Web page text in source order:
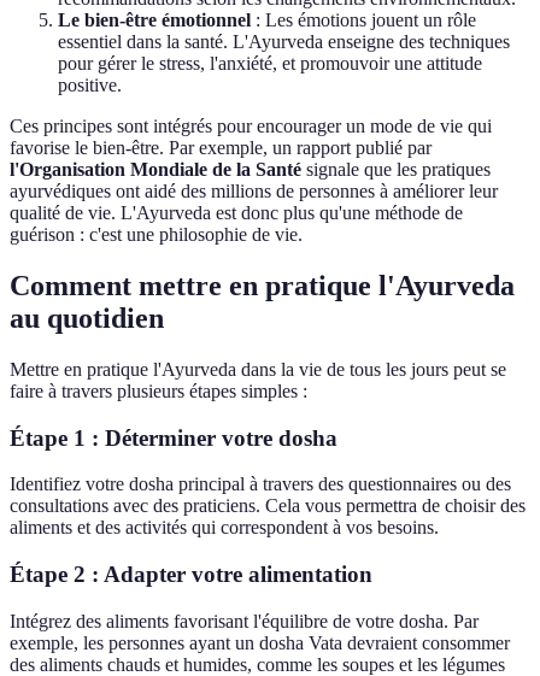
Le bien-être émotionnel : Les émotions jouent un rôle
essentiel dans la santé. L'Ayurveda enseigne des techniques
pour gérer le stress, l'anxiété, et promouvoir une attitude
positive.
Ces principes sont intégrés pour encourager un mode de vie qui
favorise le bien-être. Par exemple, un rapport publié par
l'Organisation Mondiale de la Santé signale que les pratiques
ayurvédiques ont aidé des millions de personnes à améliorer leur
qualité de vie. L'Ayurveda est donc plus qu'une méthode de
guérison : c'est une philosophie de vie.
Comment mettre en pratique l'Ayurveda
au quotidien
Mettre en pratique l'Ayurveda dans la vie de tous les jours peut se
faire à travers plusieurs étapes simples :
Étape 1 : Déterminer votre dosha
Identifiez votre dosha principal à travers des questionnaires ou des
consultations avec des praticiens. Cela vous permettra de choisir des
aliments et des activités qui correspondent à vos besoins.
Étape 2 : Adapter votre alimentation
Intégrez des aliments favorisant l'équilibre de votre dosha. Par
exemple, les personnes ayant un dosha Vata devraient consommer
des aliments chauds et humides, comme les soupes et les légumes